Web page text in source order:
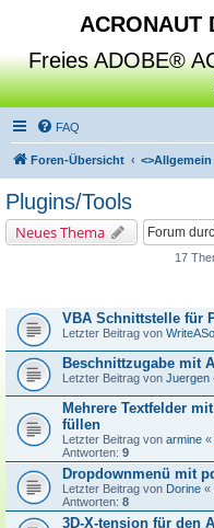
Freies ADOBE®
FAQ
Foren-Übersicht <>Allgemein
Plugins/Tools
Neues Thema
17
VBA Schnittstelle für
Letzter Beitrag von
Beschnittzugabe mit
Letzter Beitrag von Juergen
Mehrere Textfelder
füllen
Letzter Beitrag von armine «
Antworten: 9
Dropdownmenü mit
Letzter Beitrag von Dorine «
Antworten: 8
3D-X-tension für den